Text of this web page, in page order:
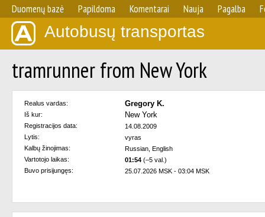
Duomenų bazė Papildoma Komentarai Nauja Pagalba
Autobusų transportas
tramrunner from New York
Realus vardas: Gregory K.
Iš kur: New York
Registracijos data:
14.08.2009
Lytis:
vyras
Kalbų žinojimas:
Russian, English
Vartotojo laikas:
01:54 (–5 val.)
Buvo prisijungęs:
25.07.2026 MSK - 03:04 MSK